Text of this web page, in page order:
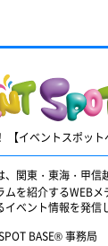
イベントスポット
、関東・東海・甲信
を紹介するWEBメ
ベント情報を発信
BASE® 事務局